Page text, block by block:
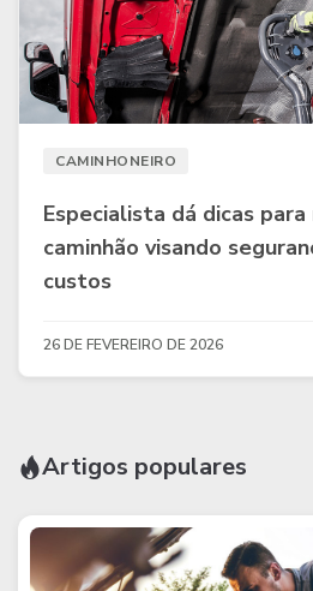
CAMINHONEIRO
Especialista dá dicas
caminhão visando
custos
26 DE FEVEREIRO DE 2026
Artigos populares